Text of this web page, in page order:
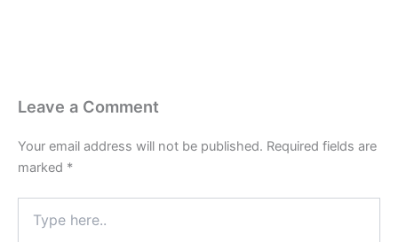
Leave a Comment
Your email address will not be published. Required fields are
marked *
here..